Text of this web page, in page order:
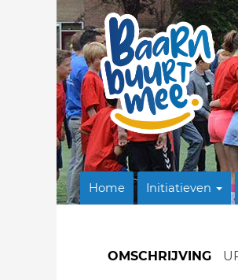
Home Initiatieven
OMSCHRIJVING